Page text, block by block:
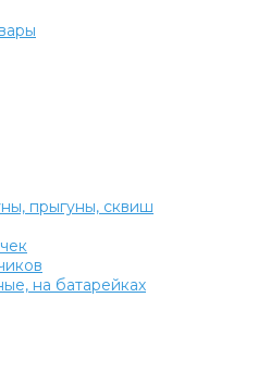
прыгуны, сквиш
на батарейках